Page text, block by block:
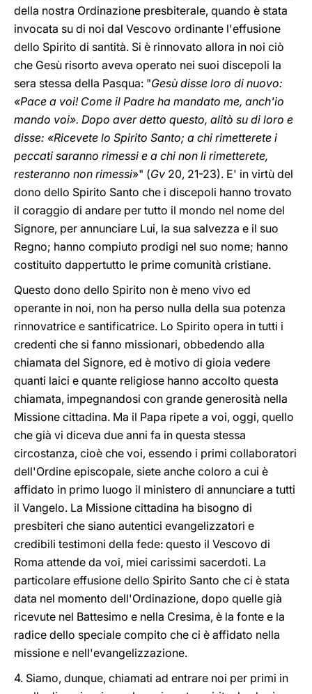
della nostra Ordinazione presbiterale, quando è stata
invocata su di noi dal Vescovo ordinante l'effusione
dello Spirito di santità. Si è rinnovato allora in noi ciò
che Gesù risorto aveva operato nei suoi discepoli la
sera stessa della Pasqua: "Gesù disse loro di nuovo:
«Pace a voi! Come il Padre ha mandato me, anch'io
mando voi». Dopo aver detto questo, alitò su di loro e
disse: «Ricevete lo Spirito Santo; a chi rimetterete i
peccati saranno rimessi e a chi non li rimetterete,
resteranno non rimessi»" (Gv 20, 21-23). E' in virtù del
dono dello Spirito Santo che i discepoli hanno trovato
il coraggio di andare per tutto il mondo nel nome del
Signore, per annunciare Lui, la sua salvezza e il suo
Regno; hanno compiuto prodigi nel suo nome; hanno
costituito dappertutto le prime comunità cristiane.
Questo dono dello Spirito non è meno vivo ed
operante in noi, non ha perso nulla della sua potenza
rinnovatrice e santificatrice. Lo Spirito opera in tutti i
credenti che si fanno missionari, obbedendo alla
chiamata del Signore, ed è motivo di gioia vedere
quanti laici e quante religiose hanno accolto questa
chiamata, impegnandosi con grande generosità nella
Missione cittadina. Ma il Papa ripete a voi, oggi, quello
che già vi diceva due anni fa in questa stessa
circostanza, cioè che voi, essendo i primi collaboratori
dell'Ordine episcopale, siete anche coloro a cui è
affidato in primo luogo il ministero di annunciare a tutti
il Vangelo. La Missione cittadina ha bisogno di
presbiteri che siano autentici evangelizzatori e
credibili testimoni della fede: questo il Vescovo di
Roma attende da voi, miei carissimi sacerdoti. La
particolare effusione dello Spirito Santo che ci è stata
data nel momento dell'Ordinazione, dopo quelle già
ricevute nel Battesimo e nella Cresima, è la fonte e la
radice dello speciale compito che ci è affidato nella
missione e nell'evangelizzazione.
4. Siamo, dunque, chiamati ad entrare noi per primi in